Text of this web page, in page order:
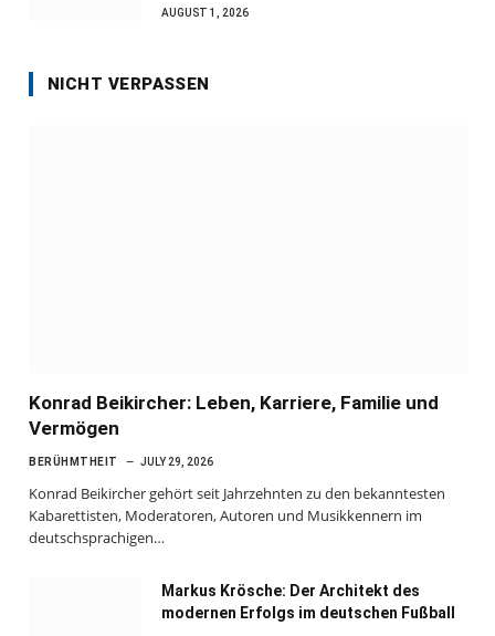
AUGUST 1, 2026
NICHT VERPASSEN
Konrad Beikircher: Leben, Karriere, Familie und
Vermögen
BERÜHMTHEIT JULY 29, 2026
Konrad Beikircher gehört seit Jahrzehnten zu den bekanntesten
Kabarettisten, Moderatoren, Autoren und Musikkennern im
deutschsprachigen…
Markus Krösche: Der Architekt des
modernen Erfolgs im deutschen Fußball